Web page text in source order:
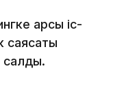
қарсы іс-
саясаты
салды.